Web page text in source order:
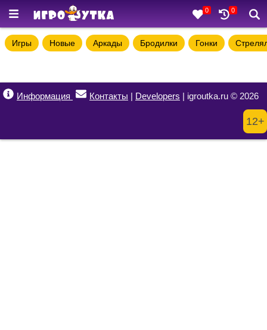
0 0
Игры Новые Аркады Бродилки Гонки
Информация Контакты | Developers | igroutka.ru © 2026
12+